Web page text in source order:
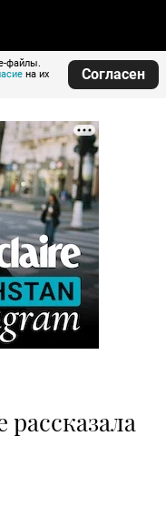
файлы.
на их
Согласен